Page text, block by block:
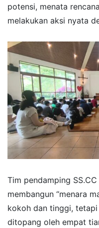
potensi, menata
melakukan aksi nyata
Tim pendamping
membangun “menara
kokoh dan tinggi, tetapi
ditopang oleh empat